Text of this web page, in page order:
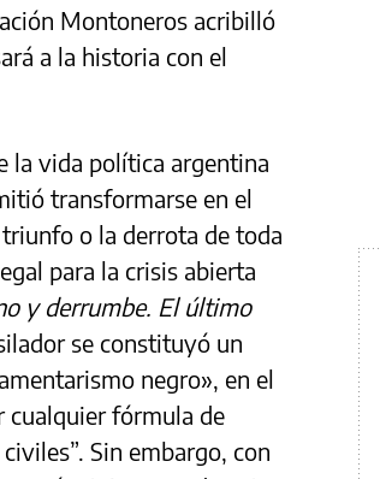
Montoneros acribilló
a la historia con el
la vida política argentina
transformarse en el
o la derrota de toda
para la crisis abierta
y derrumbe. El último
se constituyó un
negro», en el
cualquier fórmula de
Sin embargo, con